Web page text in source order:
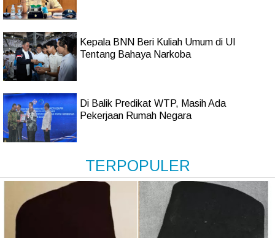
Kepala BNN Beri Kuliah Umum di UI
Tentang Bahaya Narkoba
Di Balik Predikat WTP, Masih Ada
Pekerjaan Rumah Negara
TERPOPULER